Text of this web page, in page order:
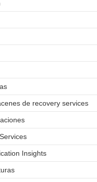
de recovery services
Insights